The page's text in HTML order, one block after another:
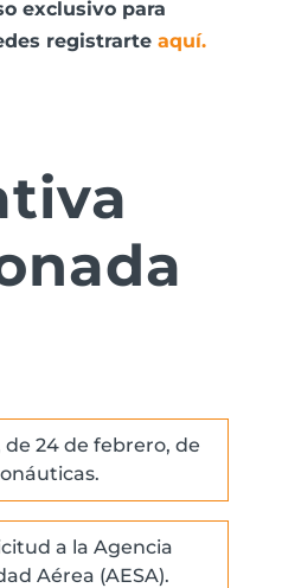
exclusivo para
registrarteaquí.
de 24 de febrero, de
a la Agencia
Aérea (AESA).